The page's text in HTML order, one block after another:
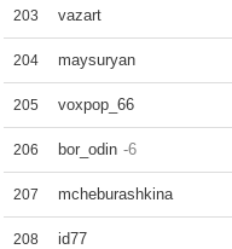
203 vazart
204 maysuryan
205 voxpop_66
206 bor_odin -6
207 mcheburashkina
208 id77